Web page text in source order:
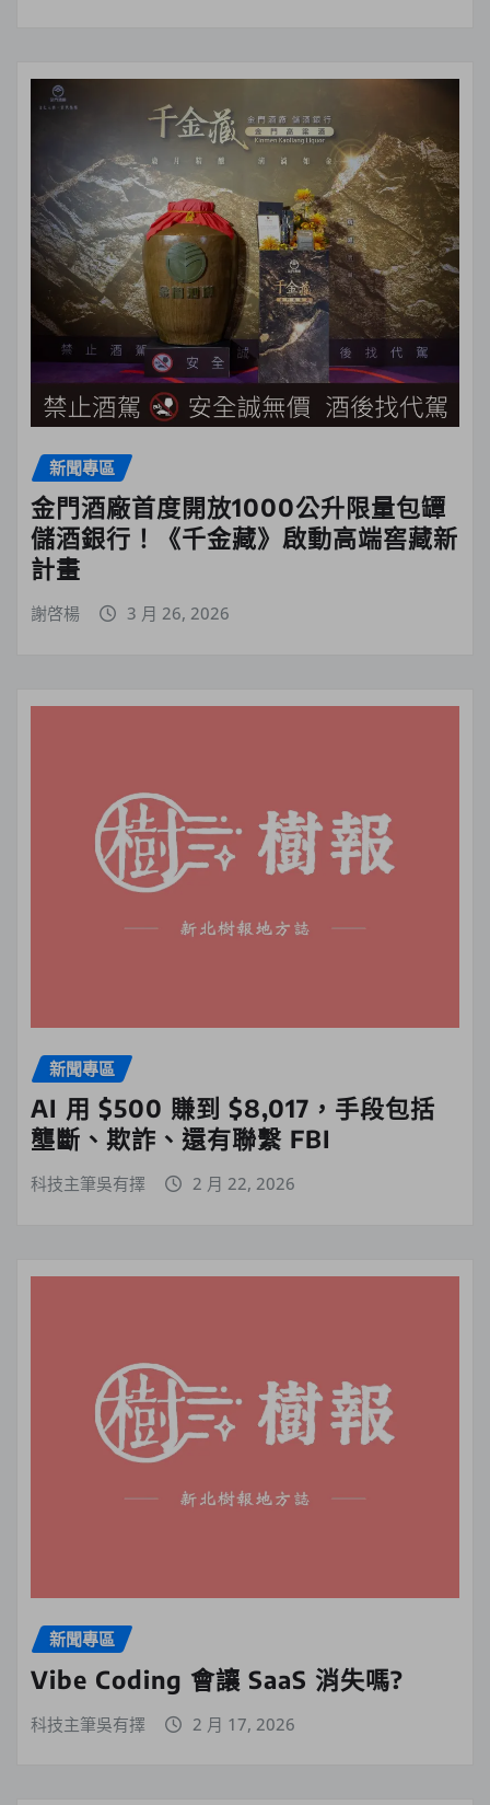
新聞專區
金門酒廠首度開放1000公升限量包罈
儲酒銀行！《千金藏》啟動高端窖藏新
計畫
謝啓楊 3 月 26, 2026
新聞專區
AI 用 $500 賺到 $8,017，手段包括
壟斷、欺詐、還有聯繫 FBI
科技主筆吳有擇 2 月 22, 2026
新聞專區
Vibe Coding 會讓 SaaS 消失嗎?
科技主筆吳有擇 2 月 17, 2026